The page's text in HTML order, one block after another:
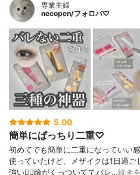
専業主婦
necopen/フォロバ♡
5.00
簡単にぱっちり二重♡
初めてでも簡単に二重になっていい
使っていたけど、メザイクは1日過
強い❤️‍🔥瞼がくっついててバレ…続き